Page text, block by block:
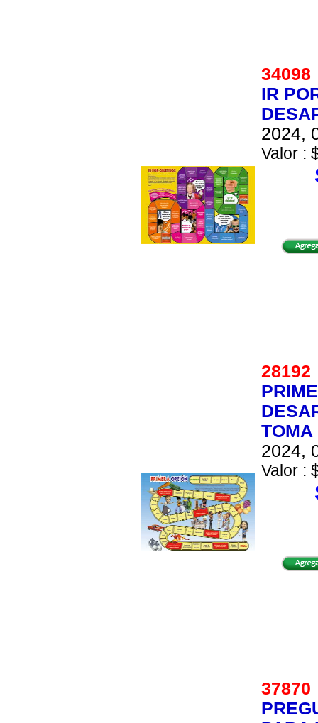
IR
2024,
Valor :
TOMA
2024,
Valor :